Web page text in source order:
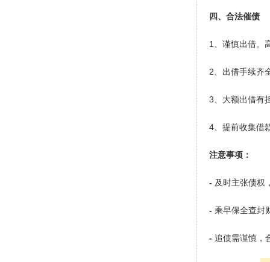
四、合法催债
1、谨慎出借。
2、出借手续齐
3、大额出借有
4、提前收集借
注意事项：
- 及时主张债权
- 乘早保全查封
- 追债需谨慎